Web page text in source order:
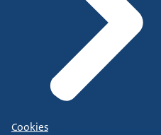
Cookies